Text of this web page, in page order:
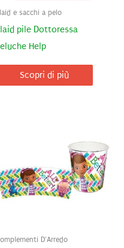
e sacchi a pelo
pile Dottoressa
Help
Scopri di più
D'Arredo